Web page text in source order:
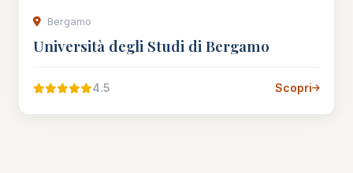
Bergamo
Università degli Studi di Bergamo
4.5 Scopri